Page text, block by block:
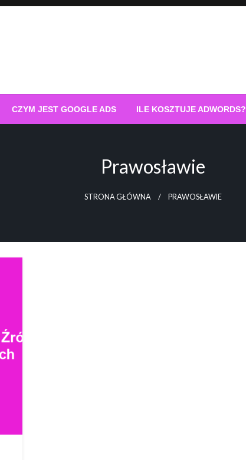
CZYM JEST GOOGLE ADS ILE KOSZTUJE ADWORDS?
Prawosławie
STRONA GŁÓWNA PRAWOSŁAWIE